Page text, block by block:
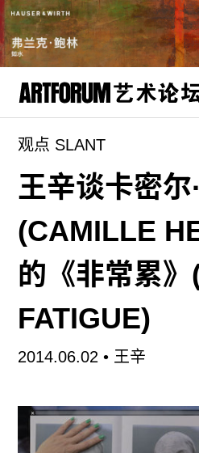
artguide
新闻
展评
杂志
专栏
视频
ENGLISH
ART & EDUCATION
订阅
往期内容
观点 SLANT
王辛谈卡密尔
(CAMILLE
的《非常累
FATIGUE)
2014.06.02 • 王辛